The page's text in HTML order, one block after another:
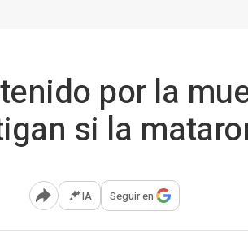
por la
si la
Abrir opciones para compartir
IA Seguir en